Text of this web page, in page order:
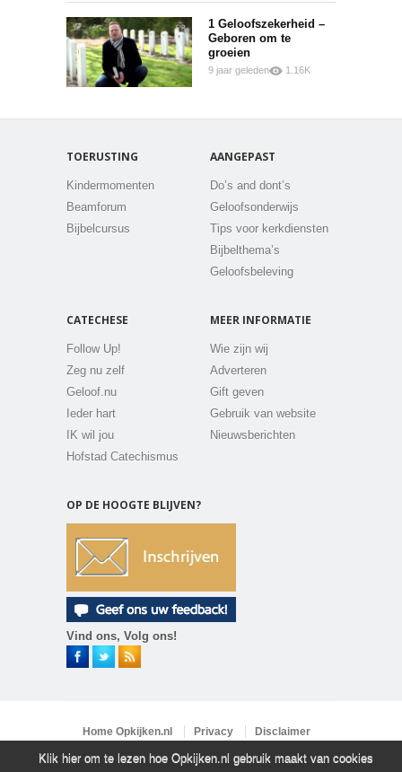
1 Geloofszekerheid –
Geboren om te
groeien
9 jaar geleden
1.16K
TOERUSTING
Kindermomenten
Beamforum
Bijbelcursus
AANGEPAST
Do’s and dont’s
Geloofsonderwijs
Tips voor kerkdiensten
Bijbelthema’s
Geloofsbeleving
CATECHESE
Follow Up!
Zeg nu zelf
Geloof.nu
Ieder hart
IK wil jou
Hofstad Catechismus
MEER INFORMATIE
Wie zijn wij
Adverteren
Gift geven
Gebruik van website
Nieuwsberichten
OP DE HOOGTE BLIJVEN?
Vind ons, Volg ons!
Home Opkijken.nl Privacy
Disclaimer
Copyright 2026 ©Opkijken.nl All rights reserved.
Klik hier om te lezen hoe Opkijken.nl gebruik maakt van cookies